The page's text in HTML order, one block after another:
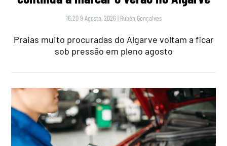
16:20 9 Agosto, 2026 | Rubén Gonçalves
Praias muito procuradas do Algarve voltam a ficar
sob pressão em pleno agosto